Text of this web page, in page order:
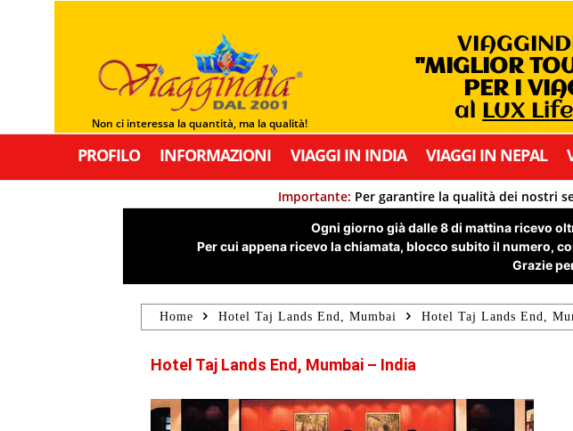
Non ci interessa la quantità, ma la qualità!
"MIGLIOR
PER I
al LUX
PROFILO INFORMAZIONI VIAGGI IN INDIA VIAGGI IN NEPAL
Importante: Per garantire la qualità dei nostri
Ogni giorno già dalle 8 di mattina ricevo
Per cui appena ricevo la chiamata, blocco subito il numero,
Grazie
Home Hotel Taj Lands End, Mumbai Hotel Taj Lands End,
Hotel Taj Lands End, Mumbai – India